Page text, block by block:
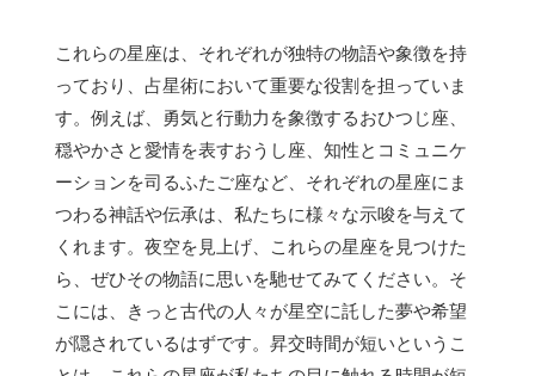
これらの星座は、それぞれが独特の物語や象徴を持
っており、占星術において重要な役割を担っていま
す。例えば、勇気と行動力を象徴するおひつじ座、
穏やかさと愛情を表すおうし座、知性とコミュニケ
ーションを司るふたご座など、それぞれの星座にま
つわる神話や伝承は、私たちに様々な示唆を与えて
くれます。夜空を見上げ、これらの星座を見つけた
ら、ぜひその物語に思いを馳せてみてください。そ
こには、きっと古代の人々が星空に託した夢や希望
が隠されているはずです。昇交時間が短いというこ